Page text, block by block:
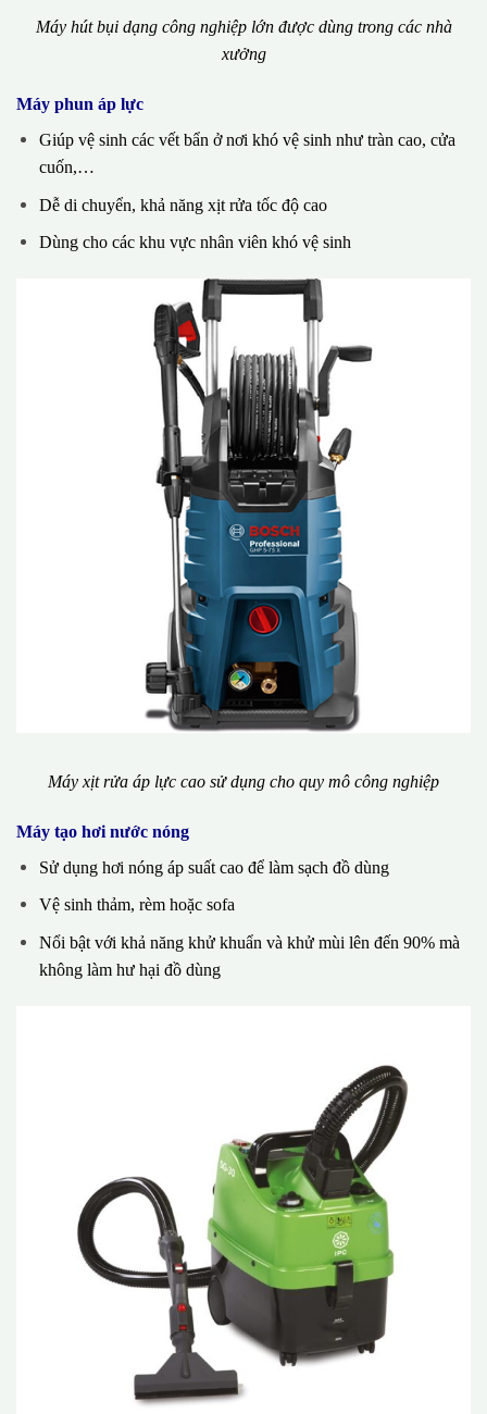
Máy hút bụi dạng công nghiệp lớn được dùng trong các nhà
xưởng
Máy phun áp lực
Giúp vệ sinh các vết bẩn ở nơi khó vệ sinh như tràn cao, cửa
cuốn,…
Dễ di chuyển, khả năng xịt rửa tốc độ cao
Dùng cho các khu vực nhân viên khó vệ sinh
Máy xịt rửa áp lực cao sử dụng cho quy mô công nghiệp
Máy tạo hơi nước nóng
Sử dụng hơi nóng áp suất cao để làm sạch đồ dùng
Vệ sinh thảm, rèm hoặc sofa
Nổi bật với khả năng khử khuẩn và khử mùi lên đến 90% mà
không làm hư hại đồ dùng